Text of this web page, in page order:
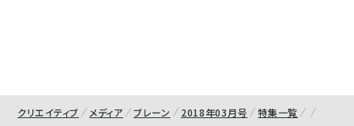
クリエイティブ メディア ブレーン 2018年03月号 特集一覧